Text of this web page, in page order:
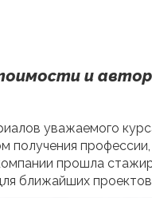
и
уважаемого
профессии,
прошла
ближайших